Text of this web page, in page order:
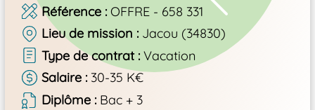
Référence OFFRE - 658 331
Lieu de mission
Jacou (34830)
Type de contrat Vacation
Salaire
30-35 K€
Diplôme
Bac + 3